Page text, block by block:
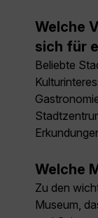
Welche
sich für
Beliebte
Welche
Zu den
Museum,